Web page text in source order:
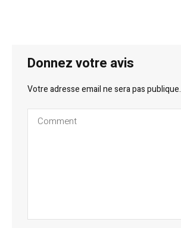
Donnez votre avis
Votre adresse email ne sera pas publique.